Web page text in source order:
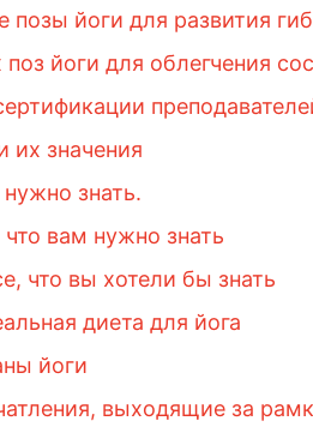
позы йоги для развития
йоги для облегчения
их значения
знать.
вам нужно знать
что вы хотели бы знать
диета для йога
йоги
выходящие за